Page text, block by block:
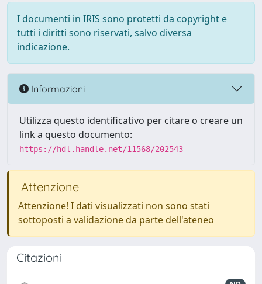
I documenti in IRIS sono protetti da copyright e
tutti i diritti sono riservati, salvo diversa
indicazione.
Informazioni
Utilizza questo identificativo per citare o creare un
link a questo documento:
https://hdl.handle.net/11568/202543
Attenzione
Attenzione! I dati visualizzati non sono stati
sottoposti a validazione da parte dell'ateneo
Citazioni